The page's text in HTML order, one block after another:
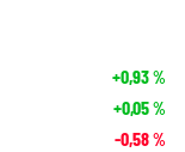
+0,93%
+0,05%
-0,58%